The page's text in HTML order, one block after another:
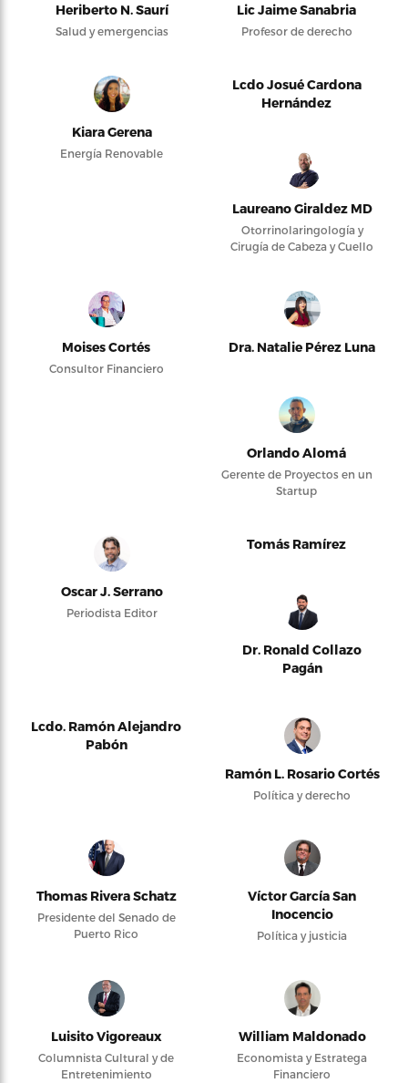
Heriberto N. Saurí
Salud y emergencias
Lic Jaime Sanabria
Profesor de derecho
Kiara Gerena
Energía Renovable
Lcdo Josué Cardona
Hernández
Laureano Giraldez MD
Otorrinolaringología y
Cirugía de Cabeza y Cuello
Moises Cortés
Consultor Financiero
Dra. Natalie Pérez Luna
Orlando Alomá
Gerente de Proyectos en un
Startup
Oscar J. Serrano
Periodista Editor
Tomás Ramírez
Dr. Ronald Collazo
Pagán
Lcdo. Ramón Alejandro
Pabón
Ramón L. Rosario Cortés
Política y derecho
Thomas Rivera Schatz
Presidente del Senado de
Puerto Rico
Víctor García San
Inocencio
Política y justicia
Luisito Vigoreaux
Columnista Cultural y de
Entretenimiento
William Maldonado
Economista y Estratega
Financiero